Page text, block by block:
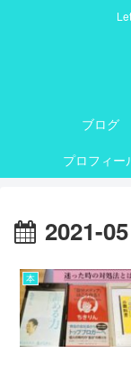
ブログ
プロフィー
2021-05
本